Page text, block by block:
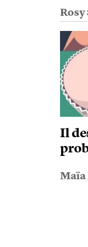
Rosy
Il
Maïa